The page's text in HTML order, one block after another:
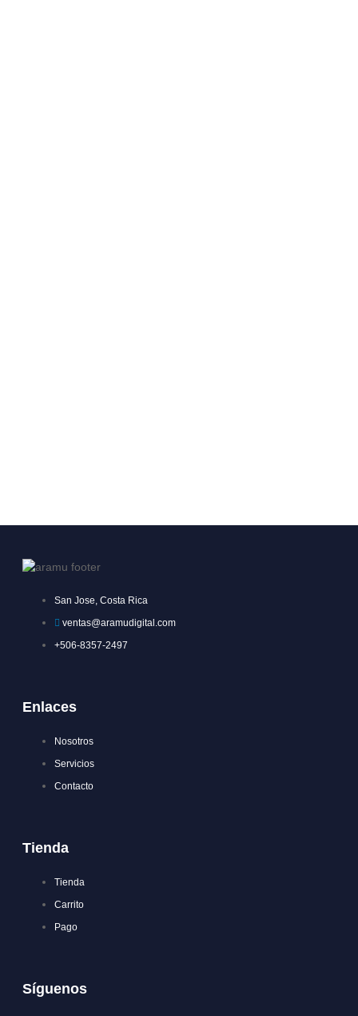
San Jose, Costa Rica
ventas@aramudigital.com
+506-8357-2497
Enlaces
Nosotros
Servicios
Contacto
Tienda
Tienda
Carrito
Pago
Síguenos